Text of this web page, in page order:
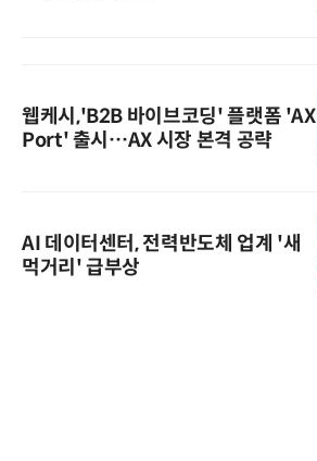
웹케시,'B2B 바이브코딩' 플랫폼 'AX
Port' 출시…AX 시장 본격 공략
AI 데이터센터, 전력반도체 업계 '새
먹거리' 급부상